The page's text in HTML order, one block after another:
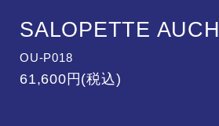
SALOPETTE AUCH
OU-P018
61,600円(税込)